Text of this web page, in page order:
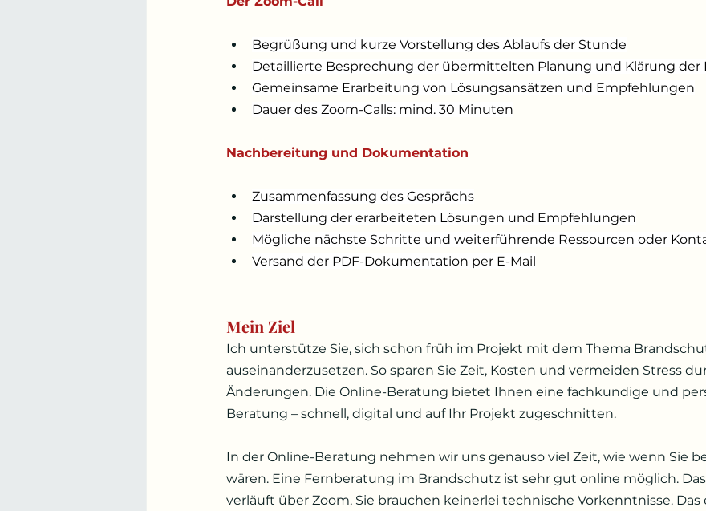
Begrüßung und kurze Vorstellung des Ablaufs der Stunde
Detaillierte Besprechung der übermittelten Planung und Klärung der
Gemeinsame Erarbeitung von Lösungsansätzen und Empfehlungen
Dauer des Zoom-Calls: mind. 30 Minuten
Nachbereitung und Dokumentation
Zusammenfassung des Gesprächs
Darstellung der erarbeiteten Lösungen und Empfehlungen
Mögliche nächste Schritte und weiterführende Ressourcen oder
Versand der PDF-Dokumentation per E-Mail
Mein Ziel
Ich unterstütze Sie, sich schon früh im Projekt mit dem Thema
auseinanderzusetzen. So sparen Sie Zeit, Kosten und vermeiden Stress
Änderungen. Die Online-Beratung bietet Ihnen eine fachkundige und
Beratung – schnell, digital und auf Ihr Projekt zugeschnitten.
In der Online-Beratung nehmen wir uns genauso viel Zeit, wie wenn Sie
wären. Eine Fernberatung im Brandschutz ist sehr gut online möglich.
verläuft über Zoom, Sie brauchen keinerlei technische Vorkenntnisse. Das